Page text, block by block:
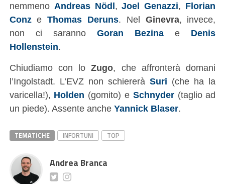
nemmeno Andreas Nödl,Joel Genazzi, Florian
ConzeThomas Deruns. Nel Ginevra, invece,
non ci saranno Goran Bezina e Denis
Hollenstein.
Chiudiamo con loZugo, che affronterà domani
l’Ingolstadt. L’EVZ non schiereràSuri (che ha la
varicella!), Holden (gomito) e Schnyder(taglio ad
un piede). Assente anche Yannick Blaser.
TEMATICHE INFORTUNI TOP
Andrea Branca